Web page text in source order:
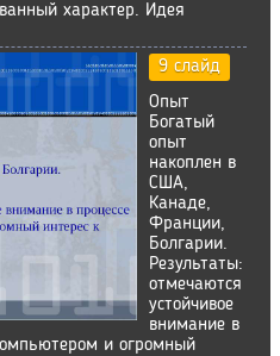
характер. Идея
9 слайд
Опыт
Богатый
опыт
накоплен в
США,
Канаде,
Франции,
Болгарии.
Результаты:
отмечаются
устойчивое
внимание в
и огромный